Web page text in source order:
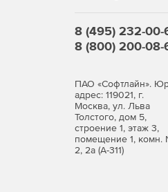
Редактор
Редактор таблиц
Редактор
презентаций
8 (495) 232-00-
8 (800) 200-08-
ПАО «Софтлайн».
адрес: 119021, г.
Москва, ул. Льва
Толстого, дом 5,
строение 1, этаж 3,
помещение 1,
2, 2а (А-311)